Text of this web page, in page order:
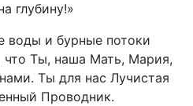
глубину!»
воды и бурные потоки
Ты, наша Мать, Мария,
Ты для нас Лучистая
Проводник.